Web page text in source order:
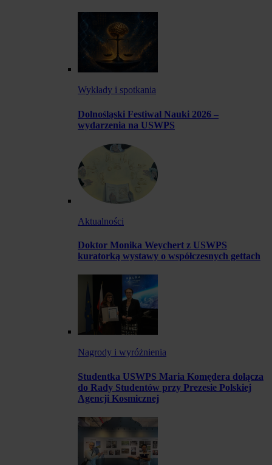
Wykłady i spotkania
Dolnośląski Festiwal Nauki 2026 –
wydarzenia na USWPS
Aktualności
Doktor Monika Weychert z USWPS
kuratorką wystawy o współczesnych gettach
Nagrody i wyróżnienia
Studentka USWPS Maria Komędera dołącza
do Rady Studentów przy Prezesie Polskiej
Agencji Kosmicznej